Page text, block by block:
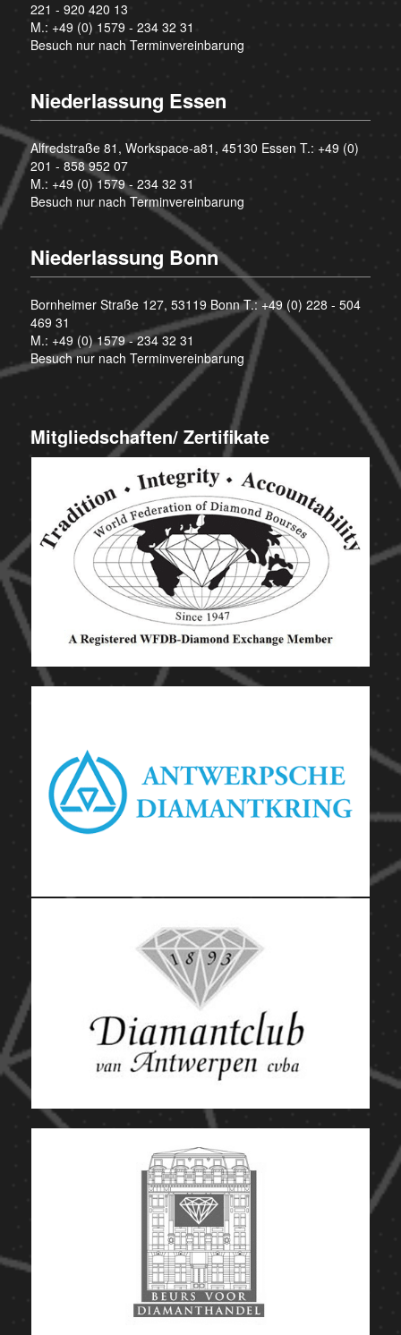
221 - 920 420 13
M.: +49 (0) 1579 - 234 32 31
Besuch nur nach Terminvereinbarung
Niederlassung Essen
Alfredstraße 81, Workspace-a81, 45130 Essen T.: +49 (0)
201 - 858 952 07
M.: +49 (0) 1579 - 234 32 31
Besuch nur nach Terminvereinbarung
Niederlassung Bonn
Bornheimer Straße 127, 53119 Bonn T.:+49 (0) 228 - 504
469 31
M.: +49 (0) 1579 - 234 32 31
Besuch nur nach Terminvereinbarung
Mitgliedschaften/ Zertifikate